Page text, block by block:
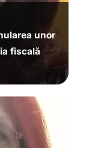
unor
fiscală